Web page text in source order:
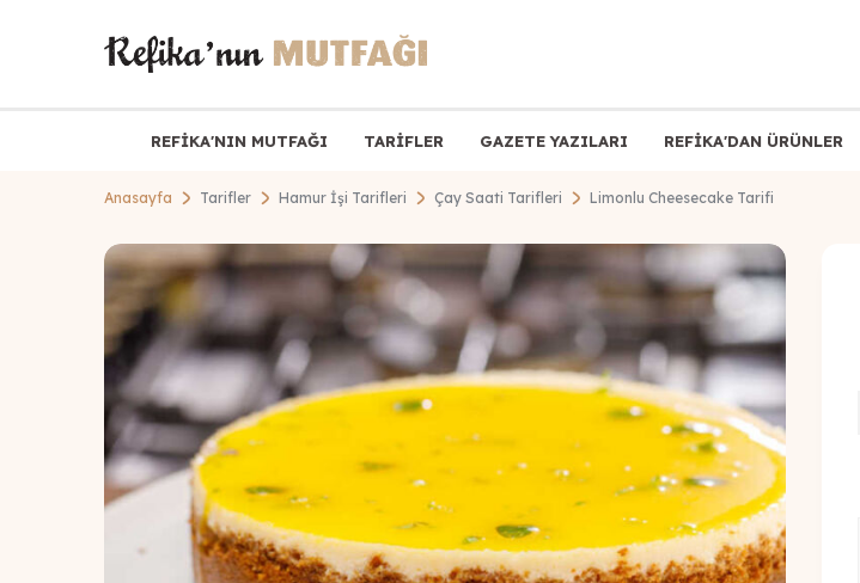
REFİKA'NIN MUTFAĞI TARİFLER GAZETE YAZILARI REFİKA'DAN ÜRÜNLER
Anasayfa Tarifler Hamur İşi Tarifleri Çay Saati Tarifleri Limonlu Cheesecake Tarifi